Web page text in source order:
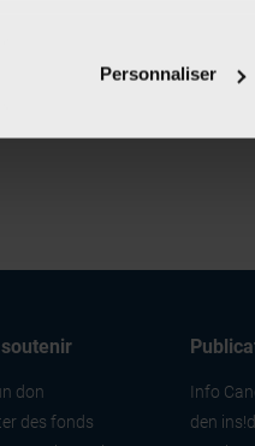
activement pour en
Personnaliser
avec des...
don
des fonds
Info
den